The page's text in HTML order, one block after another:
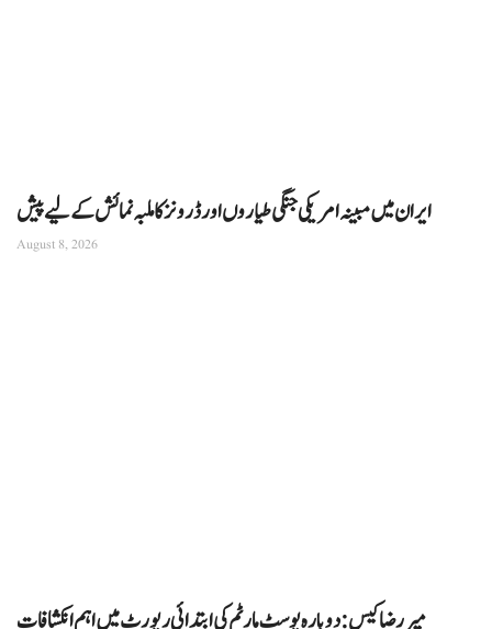
ایران میں مبینہ امریکی جنگی طیاروں اور ڈرونز کا ملبہ نمائش کے لیے پیش
August 8, 2026
میر رضا کیس: دوبارہ پوسٹ مارٹم کی ابتدائی رپورٹ میں اہم انکشافات